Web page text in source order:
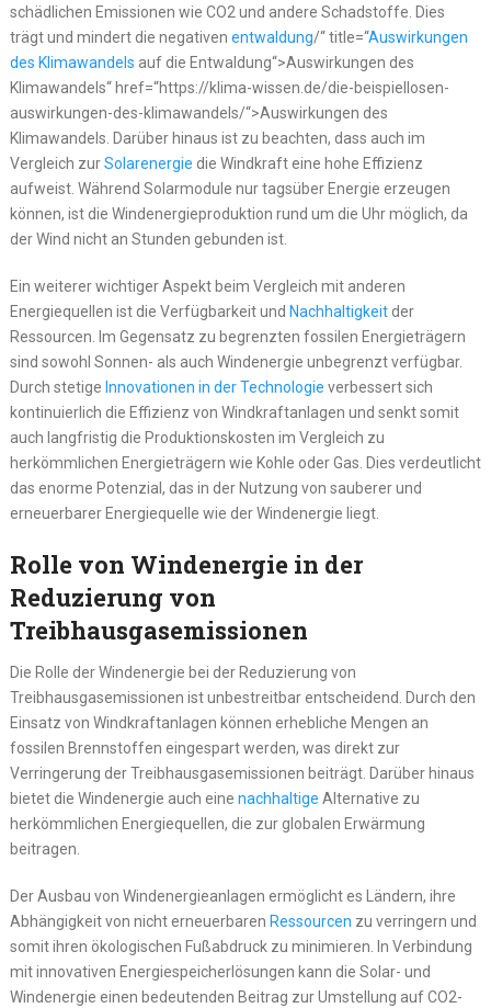
schädlichen Emissionen wie CO2 und andere Schadstoffe. Dies
trägt und mindert die negativen entwaldung/“ title=“Auswirkungen
des Klimawandels auf die Entwaldung“>Auswirkungen des
Klimawandels“ href=“https://klima-wissen.de/die-beispiellosen-
auswirkungen-des-klimawandels/“>Auswirkungen des
Klimawandels. Darüber hinaus ist zu beachten, dass auch im
Vergleich zurSolarenergie die Windkraft eine hohe Effizienz
aufweist. Während Solarmodule nur tagsüber Energie erzeugen
können, ist die Windenergieproduktion rund um die Uhr möglich, da
der Wind nicht an Stunden gebunden ist.
Ein weiterer wichtiger Aspekt beim Vergleich mit anderen
Energiequellen ist die Verfügbarkeit und Nachhaltigkeitder
Ressourcen. Im Gegensatz zu begrenzten fossilen Energieträgern
sind sowohl Sonnen- als auch Windenergie unbegrenzt verfügbar.
Durch stetige Innovationen in der Technologie verbessert sich
kontinuierlich die Effizienz von Windkraftanlagen und senkt somit
auch langfristig die Produktionskosten im Vergleich zu
herkömmlichen Energieträgern wie Kohle oder Gas. Dies verdeutlicht
das enorme Potenzial, das in der Nutzung von sauberer und
erneuerbarer Energiequelle wie der Windenergie liegt.
Rolle von Windenergie in der
Reduzierung von
Treibhausgasemissionen
Die Rolle der Windenergie bei der Reduzierung von
Treibhausgasemissionen ist unbestreitbar entscheidend. Durch den
Einsatz von Windkraftanlagen können erhebliche Mengen an
fossilen Brennstoffen eingespart werden, was direkt zur
Verringerung der Treibhausgasemissionen beiträgt. Darüber hinaus
bietet die Windenergie auch eine nachhaltige Alternative zu
herkömmlichen Energiequellen, die zur globalen Erwärmung
beitragen.
Der Ausbau von Windenergieanlagen ermöglicht es Ländern, ihre
Abhängigkeit von nicht erneuerbaren Ressourcen zu verringern und
somit ihren ökologischen Fußabdruck zu minimieren. In Verbindung
mit innovativen Energiespeicherlösungen kann die Solar- und
Windenergie einen bedeutenden Beitrag zur Umstellung auf CO2-